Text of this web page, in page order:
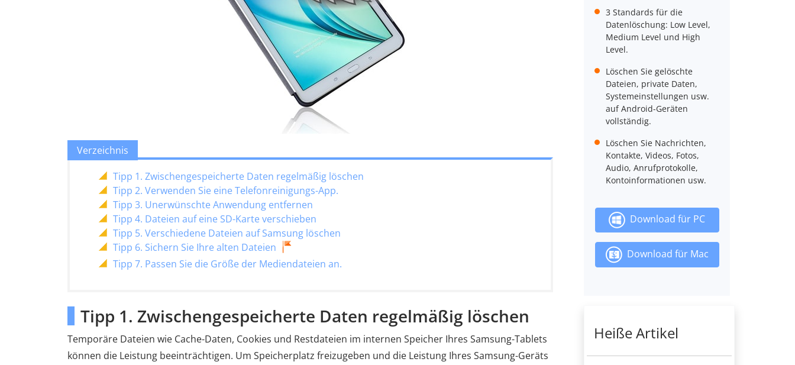
Verzeichnis
Tipp 1. Zwischengespeicherte Daten regelmäßig löschen
Tipp 2. Verwenden Sie eine Telefonreinigungs-App.
Tipp 3. Unerwünschte Anwendung entfernen
Tipp 4. Dateien auf eine SD-Karte verschieben
Tipp 5. Verschiedene Dateien auf Samsung löschen
Tipp 6. Sichern Sie Ihre alten Dateien
Tipp 7. Passen Sie die Größe der Mediendateien an.
Tipp 1. Zwischengespeicherte Daten regelmäßig löschen
Temporäre Dateien wie Cache-Daten, Cookies und Restdateien im internen Speicher Ihres Samsung-Tablets
können die Leistung beeinträchtigen. Um Speicherplatz freizugeben und die Leistung Ihres Samsung-Geräts
3 Standards für die
Datenlöschung: Low Level,
Medium Level und High
Level.
Löschen Sie gelöschte
Dateien, private Daten,
Systemeinstellungen usw.
auf Android-Geräten
vollständig.
Löschen Sie Nachrichten,
Kontakte, Videos, Fotos,
Audio, Anrufprotokolle,
Kontoinformationen usw.
Download für PC
Download für Mac
Heiße Artikel